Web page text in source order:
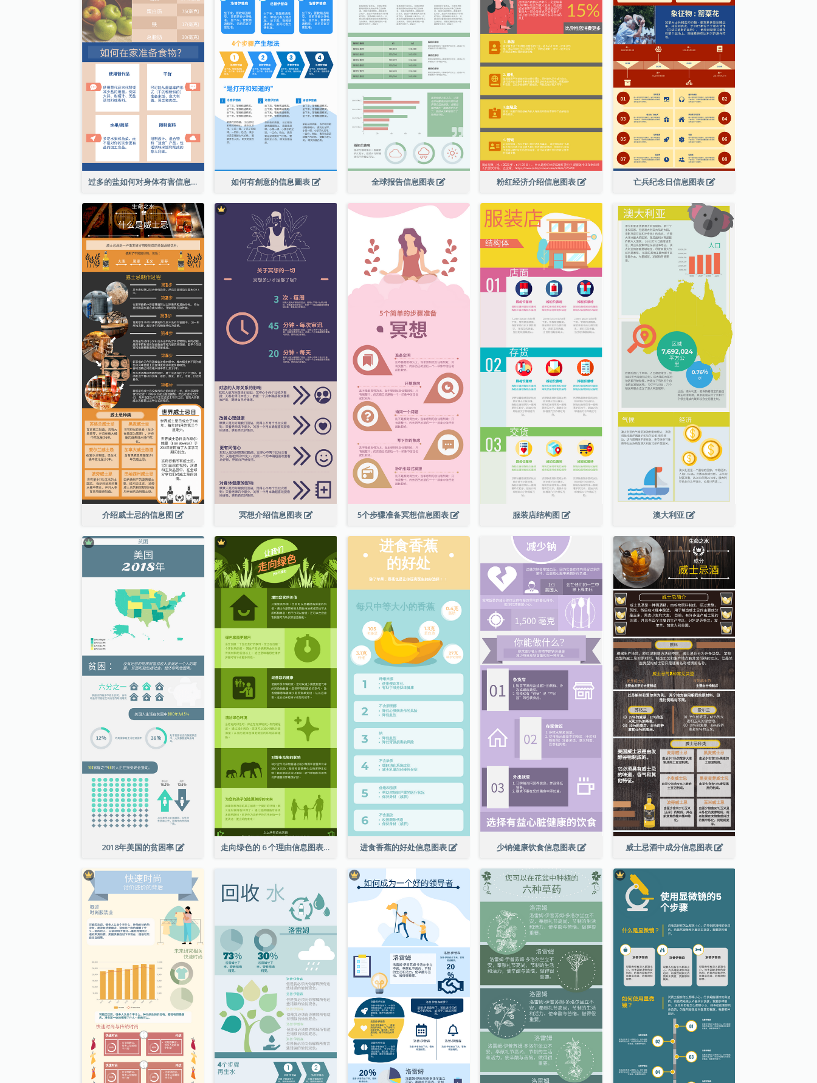
过多的盐如何对身体有害信息图表 如何有創意的信息圖表 全球报告信息图表 粉红经济介绍信息图表 亡兵纪念日信息图表
介绍威士忌的信息图 冥想介绍信息图表 5个步骤准备冥想信息图表 服装店结构图 澳大利亚
2018年美国的贫困率 走向绿色的 6 个理由信息图表 进食香蕉的好处信息图表 少钠健康饮食信息图表 威士忌酒中成分信息图表